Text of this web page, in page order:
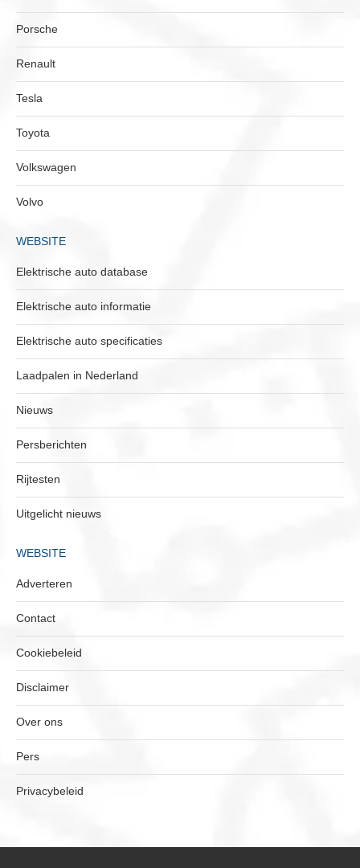
Porsche
Renault
Tesla
Toyota
Volkswagen
Volvo
WEBSITE
Elektrische auto database
Elektrische auto informatie
Elektrische auto specificaties
Laadpalen in Nederland
Nieuws
Persberichten
Rijtesten
Uitgelicht nieuws
WEBSITE
Adverteren
Contact
Cookiebeleid
Disclaimer
Over ons
Pers
Privacybeleid